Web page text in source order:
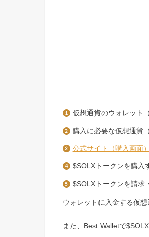
仮想通貨のウォレット
購入に必要な仮想通貨
公式サイト（購入画面）
$SOLXトークンを購入
$SOLXトークンを請求
ウォレットに入金する仮
また、Best Walletで